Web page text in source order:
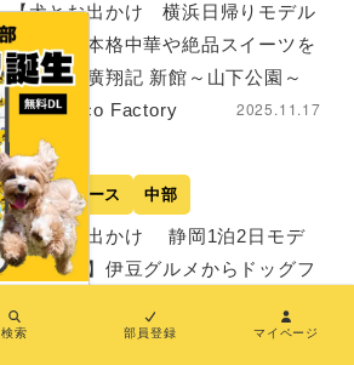
【犬とお出かけ 横浜日帰りモデル
コース】本格中華や絶品スイーツを
味わう！廣翔記 新館～山下公園～
Kurumicco Factory
2025.11.17
モデルコース 中部
【犬とお出かけ 静岡1泊2日モデ
ルコース】伊豆グルメからドッグフ
～小室山～神祇大社～Wan’s Resort
検索 部員登録 マイページ